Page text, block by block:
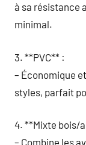
à sa résistance
minimal.
3. **PVC** :
– Économique
styles, parfait
4. **Mixte bois/
– Combine les